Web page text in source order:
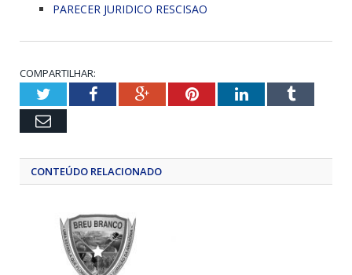
PARECER JURIDICO RESCISAO
COMPARTILHAR:
TwitterFacebookGoogle+PinterestLinkedInTumblr
Email
CONTEÚDO RELACIONADO